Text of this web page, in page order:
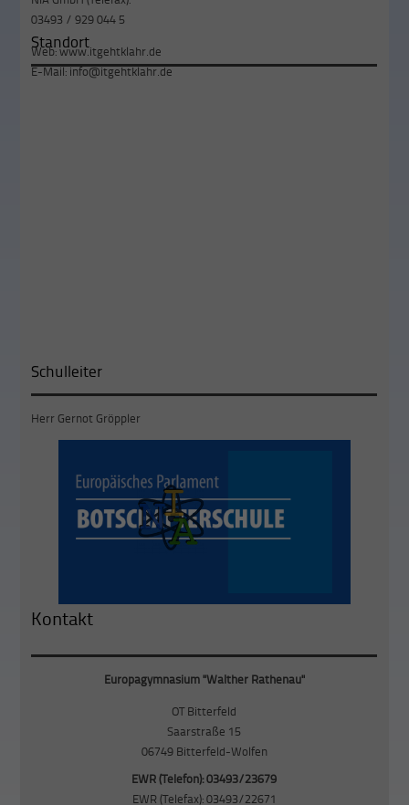
03493 / 929 044 5
Web:www.itgehtklahr.de
E-Mail:info@itgehtklahr.de
Standort
Schulleiter
Herr Gernot Gröppler
Kontakt
Europagymnasium "Walther Rathenau"
OT Bitterfeld
Saarstraße 15
06749 Bitterfeld-Wolfen
EWR (Telefon): 03493/23679
EWR (Telefax): 03493/22671